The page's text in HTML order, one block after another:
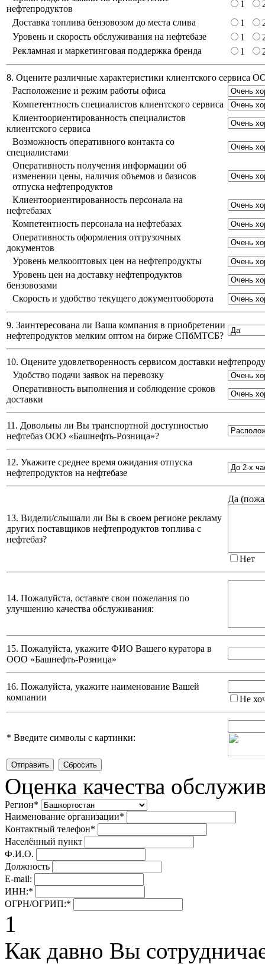
нефтепродуктов
1
Доставка топлива бензовозом до места слива
1
Уровень и скорость обслуживания на нефтебазе
1
Рекламная и маркетинговая поддержка бренда
1
8. Оцените различные характеристики клиентского сервиса
Расположение и режим работы офиса
Компетентность специалистов клиентского сервиса
Клиентоориентированность специалистов
клиентского сервиса
Возможность оперативного контакта со
специалистами
Оперативность получения информации об
изменении цены, наличия объемов и базисов
отпуска нефтепродуктов
Клиентоориентированность персонала на
нефтебазах
Компетентность персонала на нефтебазах
Оперативность оформления отгрузочных
документов
Уровень мелкооптовых цен на нефтепродукты
Уровень цен на доставку нефтепродуктов
бензовозами
Скорость и удобство текущего документооборота
9. Заинтересована ли Ваша компания в приобретении
нефтепродуктов мелким оптом на бирже СПбМТСБ?
10. Оцените удовлетворенность сервисом доставки
Удобство подачи заявок на перевозку
Оперативность выполнения и соблюдение сроков
доставки
11. Довольны ли Вы транспортной доступностью
нефтебаз ООО «Башнефть-Розница»?
12. Укажите среднее время ожидания отпуска
нефтепродуктов на нефтебазе
13. Видели/слышали ли Вы в своем регионе рекламу
других поставщиков нефтепродуктов топлива с
нефтебаз?
Да (
Нет
14. Пожалуйста, оставьте свои пожелания по
улучшению качества обслуживания:
15. Пожалуйста, укажите ФИО Вашего куратора в
ООО «Башнефть-Розница»
16. Пожалуйста, укажите наименование Вашей
компании
Не
* Введите символы с картинки:
Оценка качества
Регион*
Наименование организации*
Контактный телефон*
Населённый пункт
Ф.И.О.
Должность
E-mail:
ИНН:*
ОГРН/ОГРИП:*
1
Как давно Вы